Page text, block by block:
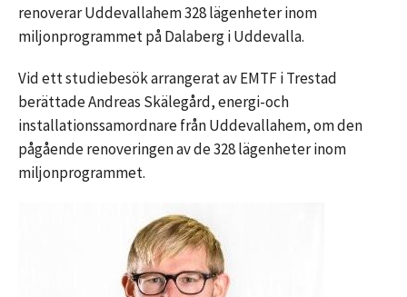
renoverar Uddevallahem 328 lägenheter inom
miljonprogrammet på Dalaberg i Uddevalla.
Vid ett studiebesök arrangerat av EMTF i Trestad
berättade Andreas Skälegård, energi-och
installationssamordnare från Uddevallahem, om den
pågående renoveringen av de 328 lägenheter inom
miljonprogrammet.